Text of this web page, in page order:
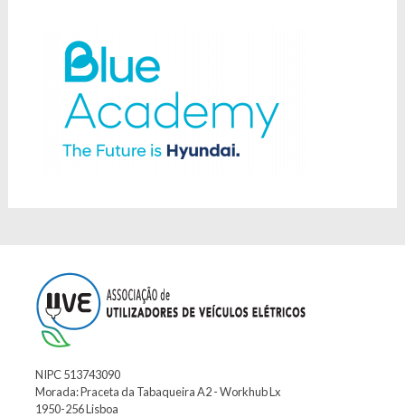
NIPC 513743090
Morada: Praceta da Tabaqueira A2 - Workhub Lx
1950-256 Lisboa